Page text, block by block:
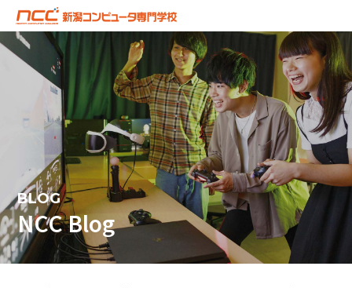
BLOG
NCC Blog